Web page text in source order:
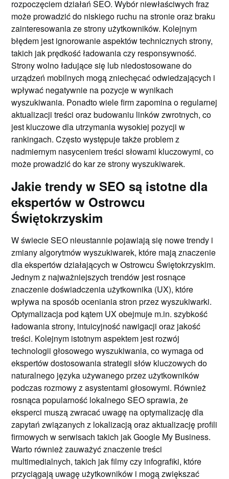
rozpoczęciem działań SEO. Wybór niewłaściwych fraz
może prowadzić do niskiego ruchu na stronie oraz braku
zainteresowania ze strony użytkowników. Kolejnym
błędem jest ignorowanie aspektów technicznych strony,
takich jak prędkość ładowania czy responsywność.
Strony wolno ładujące się lub niedostosowane do
urządzeń mobilnych mogą zniechęcać odwiedzających i
wpływać negatywnie na pozycje w wynikach
wyszukiwania. Ponadto wiele firm zapomina o regularnej
aktualizacji treści oraz budowaniu linków zwrotnych, co
jest kluczowe dla utrzymania wysokiej pozycji w
rankingach. Często występuje także problem z
nadmiernym nasyceniem treści słowami kluczowymi, co
może prowadzić do kar ze strony wyszukiwarek.
Jakie trendy w SEO są istotne dla
ekspertów w Ostrowcu
Świętokrzyskim
W świecie SEO nieustannie pojawiają się nowe trendy i
zmiany algorytmów wyszukiwarek, które mają znaczenie
dla ekspertów działających w Ostrowcu Świętokrzyskim.
Jednym z najważniejszych trendów jest rosnące
znaczenie doświadczenia użytkownika (UX), które
wpływa na sposób oceniania stron przez wyszukiwarki.
Optymalizacja pod kątem UX obejmuje m.in. szybkość
ładowania strony, intuicyjność nawigacji oraz jakość
treści. Kolejnym istotnym aspektem jest rozwój
technologii głosowego wyszukiwania, co wymaga od
ekspertów dostosowania strategii słów kluczowych do
naturalnego języka używanego przez użytkowników
podczas rozmowy z asystentami głosowymi. Również
rosnąca popularność lokalnego SEO sprawia, że
eksperci muszą zwracać uwagę na optymalizację dla
zapytań związanych z lokalizacją oraz aktualizację profili
firmowych w serwisach takich jak Google My Business.
Warto również zauważyć znaczenie treści
multimedialnych, takich jak filmy czy infografiki, które
przyciągają uwagę użytkowników i mogą zwiększać